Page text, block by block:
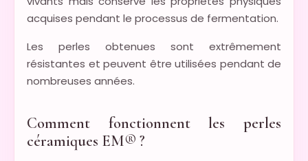
acquises pendant le processus de fermentation.
Les perles obtenues sont extrêmement
résistantes et peuvent être utilisées pendant de
nombreuses années.
Comment fonctionnent les perles
céramiques EM® ?